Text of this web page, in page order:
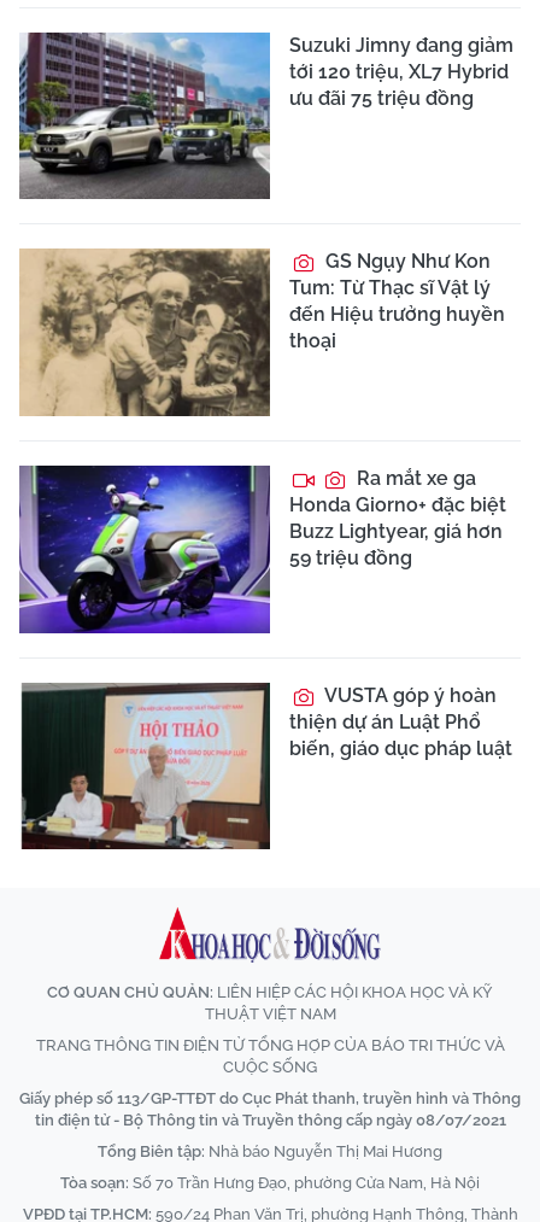
Suzuki Jimny đang giảm
tới 120 triệu, XL7 Hybrid
ưu đãi 75 triệu đồng
GS Ngụy Như Kon
Tum: Từ Thạc sĩ Vật lý
đến Hiệu trưởng huyền
thoại
Ra mắt xe ga
Honda Giorno+ đặc biệt
Buzz Lightyear, giá hơn
59 triệu đồng
VUSTA góp ý hoàn
thiện dự án Luật Phổ
biến, giáo dục pháp luật
CƠ QUAN CHỦ QUẢN: LIÊN HIỆP CÁC HỘI KHOA HỌC VÀ KỸ
THUẬT VIỆT NAM
TRANG THÔNG TIN ĐIỆN TỬ TỔNG HỢP CỦA BÁO TRI THỨC VÀ
CUỘC SỐNG
Giấy phép số 113/GP-TTĐT do Cục Phát thanh, truyền hình và Thông
tin điện tử - Bộ Thông tin và Truyền thông cấp ngày 08/07/2021
Tổng Biên tập: Nhà báo Nguyễn Thị Mai Hương
Tòa soạn: Số 70 Trần Hưng Đạo, phường Cửa Nam, Hà Nội
VPĐD tại TP.HCM: 590/24 Phan Văn Trị, phường Hạnh Thông, Thành